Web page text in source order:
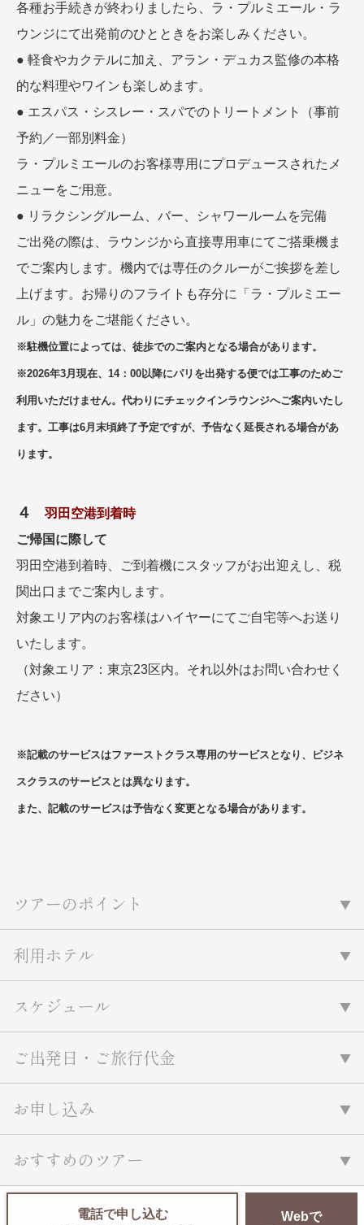
各種お手続きが終わりましたら、ラ・プルミエール・ラ
ウンジにて出発前のひとときをお楽しみください。
● 軽食やカクテルに加え、アラン・デュカス監修の本格
的な料理やワインも楽しめます。
● エスパス・シスレー・スパでのトリートメント（事前
予約／一部別料金）
ラ・プルミエールのお客様専用にプロデュースされたメ
ニューをご用意。
● リラクシングルーム、バー、シャワールームを完備
ご出発の際は、ラウンジから直接専用車にてご搭乗機ま
でご案内します。機内では専任のクルーがご挨拶を差し
上げます。お帰りのフライトも存分に「ラ・プルミエー
ル」の魅力をご堪能ください。
※駐機位置によっては、徒歩でのご案内となる場合があります。
※2026年3月現在、14：00以降にパリを出発する便では工事のためご
利用いただけません。代わりにチェックインラウンジへご案内いたし
ます。 工事は6月末頃終了予定ですが、予告なく延長される場合があ
ります。
４
羽田空港到着時
ご帰国に際して
羽田空港到着時、ご到着機にスタッフがお出迎えし、税
関出口までご案内します。
対象エリア内のお客様はハイヤーにてご自宅等へお送り
いたします。
（対象エリア：東京23区内。それ以外はお問い合わせく
ださい）
※記載のサービスはファーストクラス専用のサービスとなり、ビジネ
スクラスのサービスとは異なります。
また、記載のサービスは予告なく変更となる場合があります。
ツアーのポイント
利用ホテル
スケジュール
ご出発日・ご旅行代金
お申し込み
おすすめのツアー
電話で申し込む
Webで